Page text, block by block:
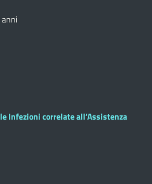
Infezioni correlate all’Assistenza